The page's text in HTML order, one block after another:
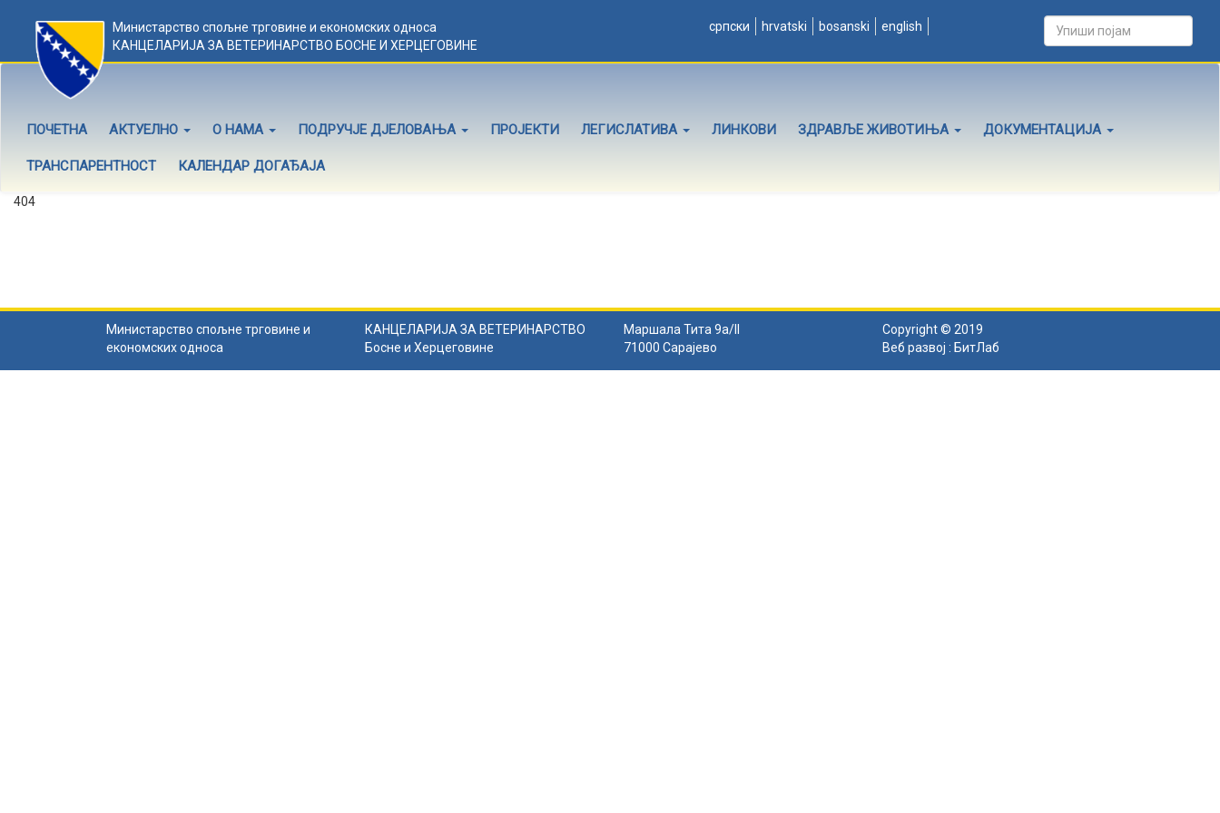
Министарство спољне трговине и економских односа
КАНЦЕЛАРИЈА ЗА ВЕТЕРИНАРСТВО БОСНЕ И ХЕРЦЕГОВИНЕ
српски hrvatski bosanski english
ПОЧЕТНА АКТУЕЛНО О НАМА ПОДРУЧЈЕ ДЈЕЛОВАЊА ПРОЈЕКТИ ЛЕГИСЛАТИВА ЛИНКОВИ ЗДРАВЉЕ ЖИВОТИЊА ДОКУМЕНТАЦИЈА
ТРАНСПАРЕНТНОСТ КАЛЕНДАР ДОГАЂАЈА
404
Министарство спољне трговине и
економских односа
КАНЦЕЛАРИЈА ЗА ВЕТЕРИНАРСТВО
Босне и Херцеговине
Маршала Тита 9а/II
71000 Сарајево
Copyright © 2019
Веб развој : БитЛаб